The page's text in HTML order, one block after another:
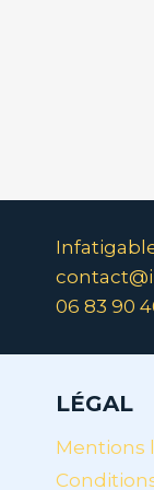
06 83 90
LÉGAL
Mentions